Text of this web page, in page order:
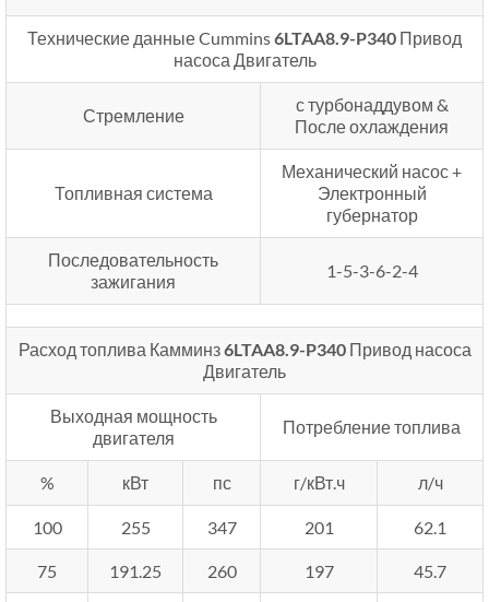
Технические данные Cummins6LTAA8.9-P340 Привод
насоса Двигатель
Стремление
с турбонаддувом &
После охлаждения
Топливная система
Механический насос +
Электронный
губернатор
Последовательность
зажигания
1-5-3-6-2-4
Расход топлива Камминз6LTAA8.9-P340 Привод насоса
Двигатель
Выходная мощность
двигателя
Потребление топлива
% кВт пс г/кВт.ч л/ч
100 255 347 201 62.1
75 191.25 260 197 45.7